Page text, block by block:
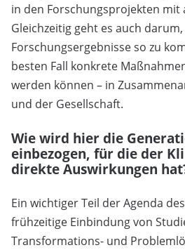
in den Forschungsprojekten mit
Gleichzeitig geht es auch darum,
Forschungsergebnisse so zu
besten Fall konkrete
werden können – in
und der Gesellschaft.
Wie wird hier die
einbezogen, für die der
direkte Auswirkungen
Ein wichtiger Teil der Agenda
frühzeitige Einbindung von
Transformations- und